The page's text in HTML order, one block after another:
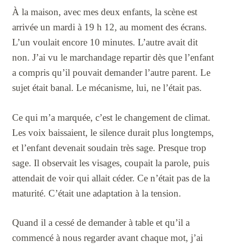
À la maison, avec mes deux enfants, la scène est
arrivée un mardi à 19 h 12, au moment des écrans.
L’un voulait encore 10 minutes. L’autre avait dit
non. J’ai vu le marchandage repartir dès que l’enfant
a compris qu’il pouvait demander l’autre parent. Le
sujet était banal. Le mécanisme, lui, ne l’était pas.
Ce qui m’a marquée, c’est le changement de climat.
Les voix baissaient, le silence durait plus longtemps,
et l’enfant devenait soudain très sage. Presque trop
sage. Il observait les visages, coupait la parole, puis
attendait de voir qui allait céder. Ce n’était pas de la
maturité. C’était une adaptation à la tension.
Quand il a cessé de demander à table et qu’il a
commencé à nous regarder avant chaque mot, j’ai